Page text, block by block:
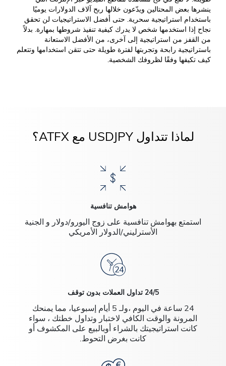
ينشرها بعض المحتالين ويدّعون خلالها ربح آلاف الدولارات يوميًا
باستخدام استراتيجية سحرية. حتى أفضل الاستراتيجيات لن تحقق
نجاح إذا استخدمها شخص لا يدرك كيفية تنفيذ شروطها بمهارة. بدلاً
من القفز من استراتيجية إلى آخرى، من الأفضل الاستعانة
باستراتيجية رابحة وتجربتها لفترة طويلة حتى تتقن استخدامها وتتعلم
كيف تكيفها وفقًا لظروفك الشخصية.
لماذا تتداول USDJPY مع ATFX؟
هوامش تنافسية
استمتع بهوامش تنافسية على زوج اليورو/دولار و الجنية
الأسترليني/الدولار الأمريكي
24/5 تداول العملات بدون توقف
24 ساعة في اليوم ،ولـ 5 أيام إسبوعيا، مما يمنحك
المرونة والوقت الكافي لاختبار وتداول خطتك ، سواء
كانت استراتيجيتك بالشراء أوبالبيع على المكشوف أو
كانت بغرض التحوط.